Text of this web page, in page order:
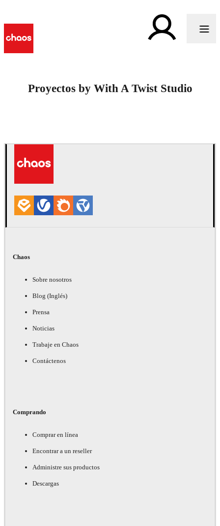
Proyectos by With A Twist Studio
Chaos
Sobre nosotros
Blog (Inglés)
Prensa
Noticias
Trabaje en Chaos
Contáctenos
Comprando
Comprar en línea
Encontrar a un reseller
Administre sus productos
Descargas